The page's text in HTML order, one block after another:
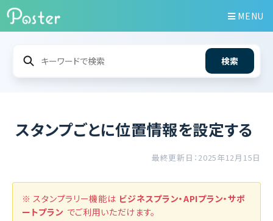
MENU
検索
スタンプごとに位置情報を設定する
最終更新日：2025年12月15日
※ スタンプラリー機能は ビジネスプラン・APIプラン・サポ
ートプラン でご利用いただけます。